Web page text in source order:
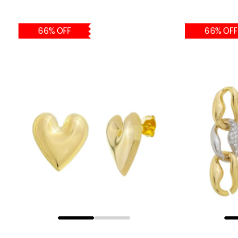
66% OFF 66% OFF